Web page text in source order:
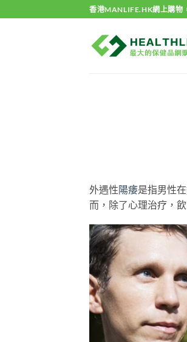
to
香港MANLIFE.HK網上購物
外遇性陽痿是指男性
而，除了心理治疗，